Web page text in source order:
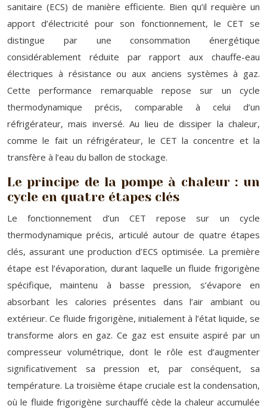
sanitaire (ECS) de manière efficiente. Bien qu’il requière un
apport d’électricité pour son fonctionnement, le CET se
distingue par une consommation énergétique
considérablement réduite par rapport aux chauffe-eau
électriques à résistance ou aux anciens systèmes à gaz.
Cette performance remarquable repose sur un cycle
thermodynamique précis, comparable à celui d’un
réfrigérateur, mais inversé. Au lieu de dissiper la chaleur,
comme le fait un réfrigérateur, le CET la concentre et la
transfère à l’eau du ballon de stockage.
Le principe de la pompe à chaleur : un
cycle en quatre étapes clés
Le fonctionnement d’un CET repose sur un cycle
thermodynamique précis, articulé autour de quatre étapes
clés, assurant une production d’ECS optimisée. La première
étape est l’évaporation, durant laquelle un fluide frigorigène
spécifique, maintenu à basse pression, s’évapore en
absorbant les calories présentes dans l’air ambiant ou
extérieur. Ce fluide frigorigène, initialement à l’état liquide, se
transforme alors en gaz. Ce gaz est ensuite aspiré par un
compresseur volumétrique, dont le rôle est d’augmenter
significativement sa pression et, par conséquent, sa
température. La troisième étape cruciale est la condensation,
où le fluide frigorigène surchauffé cède la chaleur accumulée